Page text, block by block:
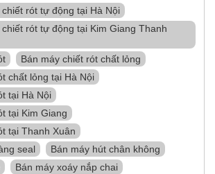
rót tự động tại Hà Nội
rót tự động tại Kim Giang Thanh
Bán máy chiết rót chất lỏng
chất lỏng tại Hà Nội
tại Hà Nội
tại Kim Giang
tại Thanh Xuân
seal
Bán máy hút chân không
Bán máy xoáy nắp chai